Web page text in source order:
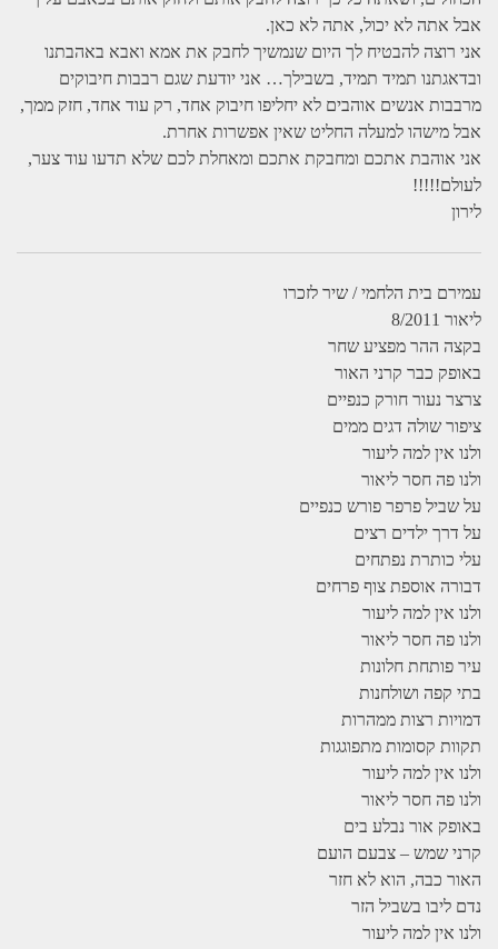
אבל אתה לא יכול, אתה לא כאן.
אני רוצה להבטיח לך היום שנמשיך לחבק את אמא ואבא באהבתנו
ובדאגתנו תמיד תמיד, בשבילך… אני יודעת שגם רבבות חיבוקים
מרבבות אנשים אוהבים לא יחליפו חיבוק אחד, רק עוד אחד, חזק ממך,
אבל מישהו למעלה החליט שאין אפשרות אחרת.
אני אוהבת אתכם ומחבקת אתכם ומאחלת לכם שלא תדעו עוד צער,
לעולם!!!!!
לירון
עמירם בית הלחמי / שיר לזכרו
ליאור 8/2011
בקצה ההר מפציע שחר
באופק כבר קרני האור
צרצר נעור חורק כנפיים
ציפור שולה דגים ממים
ולנו אין למה ליעור
ולנו פה חסר ליאור
על שביל פרפר פורש כנפיים
על דרך ילדים רצים
עלי כותרת נפתחים
דבורה אוספת צוף פרחים
ולנו אין למה ליעור
ולנו פה חסר ליאור
עיר פותחת חלונות
בתי קפה ושולחנות
דמויות רצות ממהרות
תקוות קסומות מתפוגגות
ולנו אין למה ליעור
ולנו פה חסר ליאור
באופק אור נבלע בים
קרני שמש – צבעם הועם
האור כבה, הוא לא חזר
נדם ליבו בשביל הזר
ולנו אין למה ליעור